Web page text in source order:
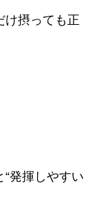
け摂っても正
発揮しやすい